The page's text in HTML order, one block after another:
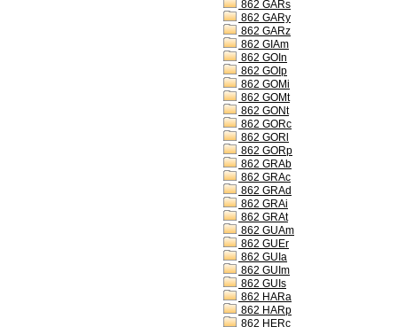
862 GARs
862 GARy
862 GARz
862 GIAm
862 GOIn
862 GOIp
862 GOMi
862 GOMt
862 GONt
862 GORc
862 GORl
862 GORp
862 GRAb
862 GRAc
862 GRAd
862 GRAi
862 GRAt
862 GUAm
862 GUEr
862 GUIa
862 GUIm
862 GUIs
862 HARa
862 HARp
862 HERc